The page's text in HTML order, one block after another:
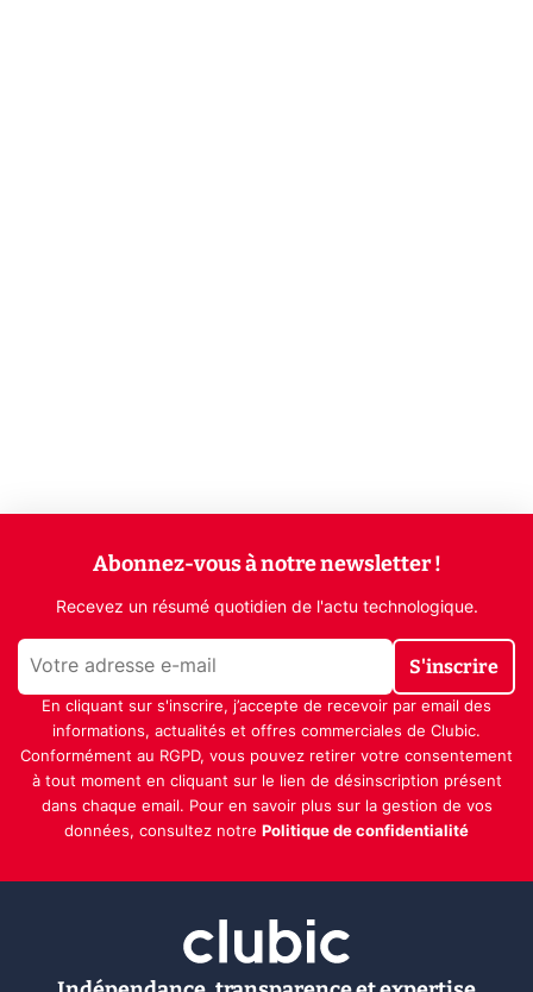
Abonnez-vous à notre newsletter !
Recevez un résumé quotidien de l'actu technologique.
S'inscrire
En cliquant sur s'inscrire, j’accepte de recevoir par email des
informations, actualités et offres commerciales de Clubic.
Conformément au RGPD, vous pouvez retirer votre consentement
à tout moment en cliquant sur le lien de désinscription présent
dans chaque email. Pour en savoir plus sur la gestion de vos
données, consultez notre Politique de confidentialité